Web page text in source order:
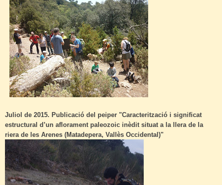
Juliol de 2015. Publicació del peiper "Caracterització i significat
estructural d’un aflorament paleozoic inèdit situat a la llera de la
riera de les Arenes (Matadepera, Vallès Occidental)"